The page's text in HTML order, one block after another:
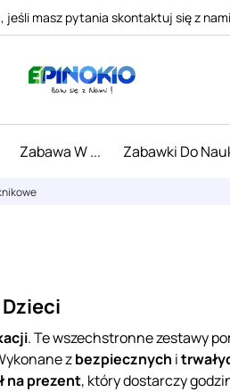
jeśli masz pytania skontaktuj się z
Zabawa W ... Zabawki Do
. Te wszechstronne zestawy
zbezpiecznych i
na prezent, który dostarczy